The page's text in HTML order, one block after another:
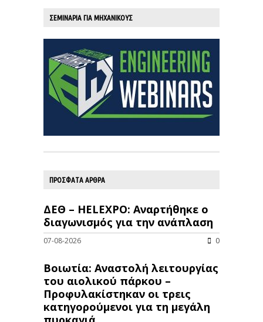
ΣΕΜΙΝΑΡΙΑ ΓΙΑ ΜΗΧΑΝΙΚΟΥΣ
ΠΡΟΣΦΑΤΑ ΑΡΘΡΑ
ΔΕΘ – HELEXPO: Αναρτήθηκε ο
διαγωνισμός για την ανάπλαση
07-08-2026 0
Βοιωτία: Αναστολή λειτουργίας
του αιολικού πάρκου –
Προφυλακίστηκαν οι τρεις
κατηγορούμενοι για τη μεγάλη